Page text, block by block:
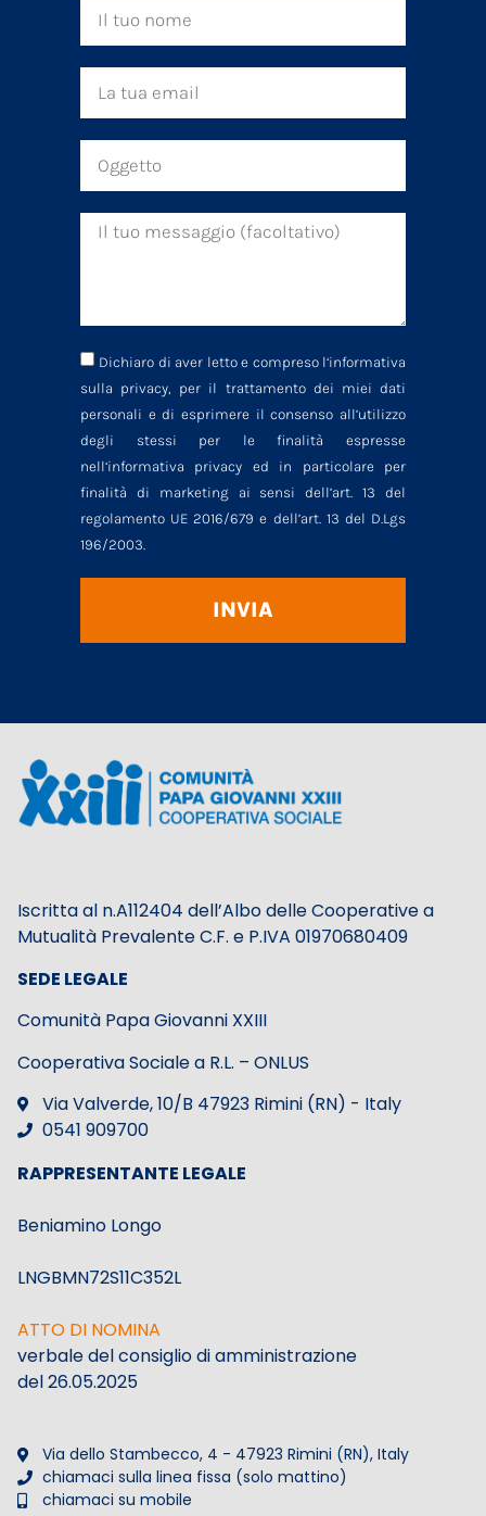
Dichiaro di aver letto e compreso l‘informativa
sulla privacy, per il trattamento dei miei dati
personali e di esprimere il consenso all’utilizzo
degli stessi per le finalità espresse
nell‘informativa privacy ed in particolare per
finalità di marketing ai sensi dell’art. 13 del
regolamento UE 2016/679 e dell’art. 13 del D.Lgs
196/2003.
INVIA
Iscritta al n.A112404 dell’Albo delle Cooperative a
Mutualità Prevalente C.F. e P.IVA 01970680409
SEDE LEGALE
Comunità Papa Giovanni XXIII
Cooperativa Sociale a R.L. – ONLUS
Via Valverde, 10/B 47923 Rimini (RN) - Italy
0541 909700
RAPPRESENTANTE LEGALE
Beniamino Longo
LNGBMN72S11C352L
ATTO DI NOMINA
verbale del consiglio di amministrazione
del 26.05.2025
Via dello Stambecco, 4 - 47923 Rimini (RN), Italy
chiamaci sulla linea fissa (solo mattino)
chiamaci su mobile